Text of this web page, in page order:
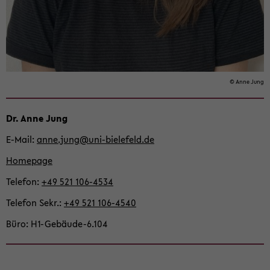
© Anne Jung
Dr. Anne Jung
E-​Mail anne.jung@uni-​bielefeld.de
Home­page
Te­le­fon +49 521 106-​4534
Te­le­fon Sekr. +49 521 106-​4540
Büro H1-​Gebäude-6.104